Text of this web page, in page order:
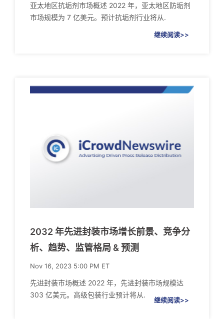
亚太地区抗垢剂市场概述 2022 年，亚太地区防垢剂
市场规模为 7 亿美元。预计抗垢剂行业将从.
继续阅读>>
2032 年先进封装市场增长前景、竞争分
析、趋势、监管格局 & 预测
Nov 16, 2023 5:00 PM ET
先进封装市场概述 2022 年，先进封装市场规模达
303 亿美元。高级包装行业预计将从.
继续阅读>>